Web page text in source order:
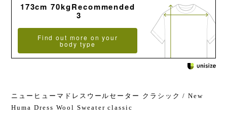
173cm 70kgRecommended
3
Find out more on your
body type
ニューヒューマドレスウールセーター クラシック / New
Huma Dress Wool Sweater classic